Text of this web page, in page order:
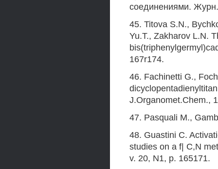
соединениями.
45. Titova S.N.,
Yu.T., Zakharov L.N.
167r174.
46. Fachinetti G.,
J.Organomet.Chem.,
47. Pasquali M.,
48. Guastini C.
studies on a f| C,N
v. 20, N1, p. 165171.